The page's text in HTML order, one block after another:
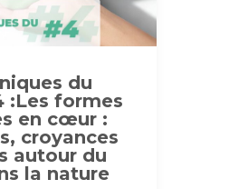
du
:Les formes
en cœur :
croyances
autour du
la nature